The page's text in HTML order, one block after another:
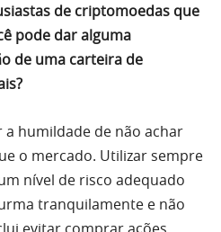
de criptomoedas que
pode dar alguma
de uma carteira de
humildade de não achar
o mercado. Utilizar sempre
nível de risco adequado
tranquilamente e não